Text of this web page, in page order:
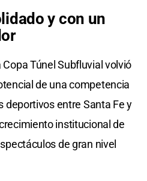
y con un
Túnel Subfluvial volvió
de una competencia
deportivos entre Santa Fe y
institucional de
de gran nivel